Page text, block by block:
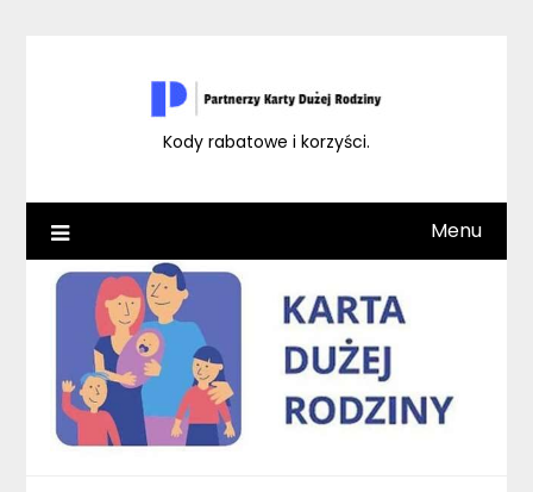
Kody rabatowe i korzyści.
Menu